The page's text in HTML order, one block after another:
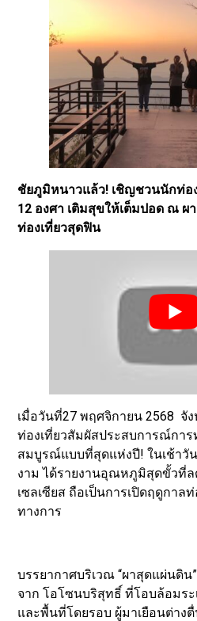
ชัยภูมิหนาวแล้ว! เชิญชวนนักท่อ
12 องศา เติมสุขให้เต็มปอด ณ ผ
ท่องเที่ยวสุดฟิน
เมื่อวันที่27 พฤศจิกายน 2568
ท่องเที่ยวสัมผัสประสบการณ์กา
สมบูรณ์แบบที่สุดแห่งปี! ในเช้าวั
งาม ได้รายงานอุณหภูมิสุดขั้วที่ล
เซลเซียส ถือเป็นการเปิดฤดูกาล
ทางการ
บรรยากาศบริเวณ “ผาสุดแผ่นดิ
จาก โอโซนบริสุทธิ์ ที่โอบล้อมระ
และพื้นที่โดยรอบ ผู้มาเยือนต่าง